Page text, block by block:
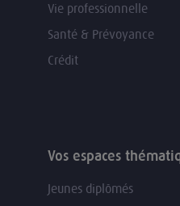
Vie professionnelle
Santé & Prévoyance
Crédit
Vos espaces
Jeunes diplômés